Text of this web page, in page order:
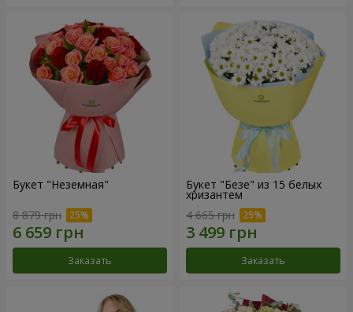
Букет "Неземная"
8 879 грн
Заказать
Букет "Безе" из 15 белых
хризантем
4 665 грн
Заказать